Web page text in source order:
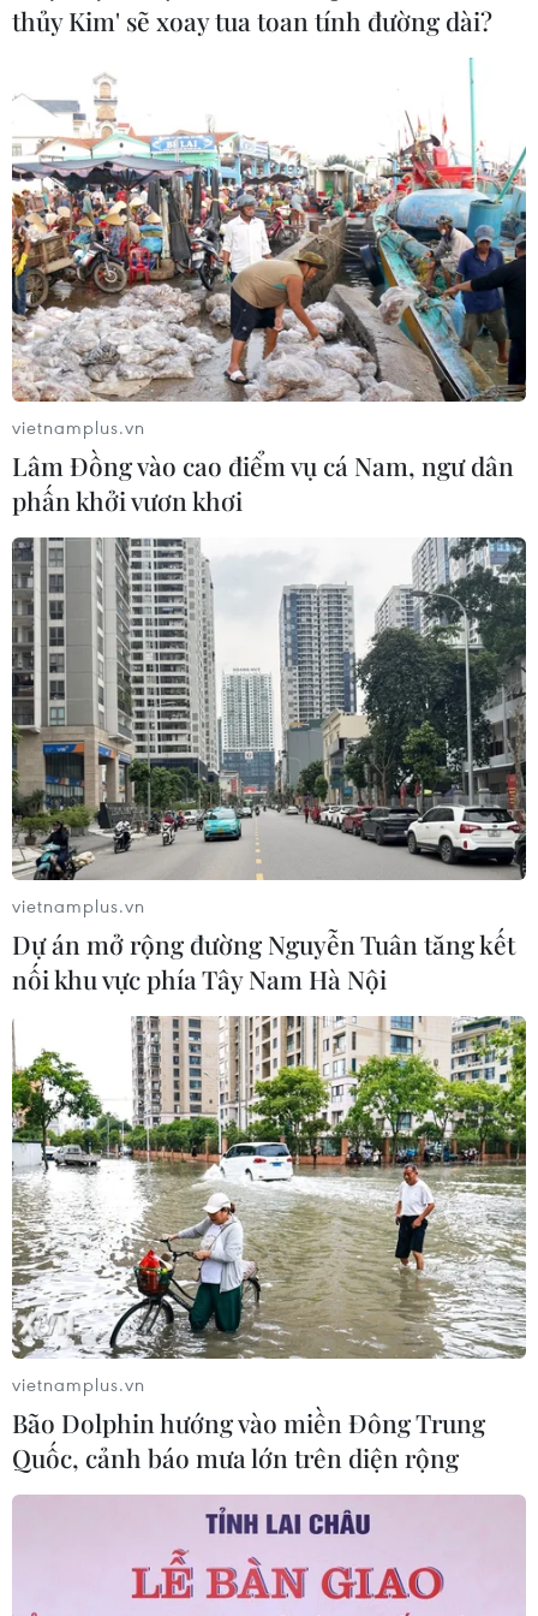
TIN CÙNG CHUYÊN MỤC
Ngoại giao kinh tế: Kiến tạo hệ sinh
thái đồng hành và thúc đẩy tự chủ
06/08/2026 15:33
Tiêu chí mới phân loại doanh nghiệp
để thực hiện cơ cấu lại vốn nhà nước
06/08/2026 15:08
Việt Nam tiếp tục là thị trường trọng
điểm của doanh nghiệp thực phẩm
Ba Lan
hệ sinh thái thanh toán VietQR
thủy Kim' sẽ xoay tua toan tính đường dài?
vietnamplus.vn
Lâm Đồng vào cao điểm vụ cá Nam, ngư dân
phấn khởi vươn khơi
vietnamplus.vn
Dự án mở rộng đường Nguyễn Tuân tăng kết
nối khu vực phía Tây Nam Hà Nội
vietnamplus.vn
Bão Dolphin hướng vào miền Đông Trung
Quốc, cảnh báo mưa lớn trên diện rộng